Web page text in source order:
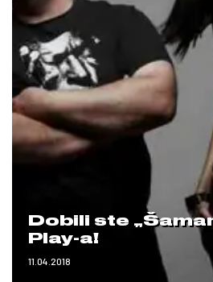
Dobili ste
Play-a!
11.04.2018